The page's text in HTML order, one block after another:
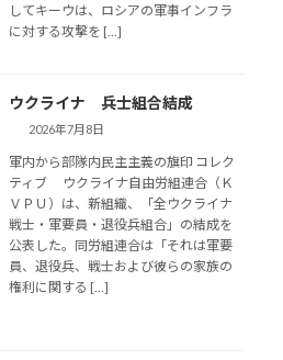
してキーウは、ロシアの軍事インフラ
に対する攻撃を […]
ウクライナ 兵士組合結成
2026年7月8日
軍内から部隊内民主主義の旗印 コレク
ティブ ウクライナ自由労組連合（Ｋ
ＶＰＵ）は、新組織、「全ウクライナ
戦士・軍要員・退役兵組合」の結成を
公表した。同労組連合は「それは軍要
員、退役兵、戦士および彼らの家族の
権利に関する […]